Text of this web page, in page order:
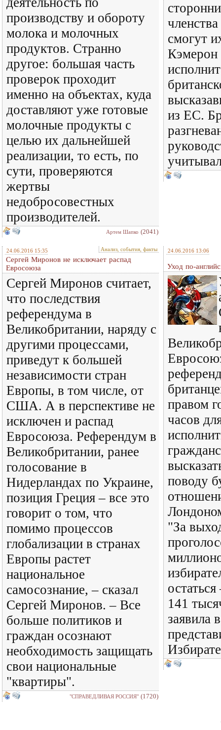
производству и обороту
молока и молочных
продуктов. Странно
другое: большая часть
проверок проходит
именно на объектах, куда
доставляют уже готовые
молочные продукты с
целью их дальнейшей
реализации, то есть, по
сути, проверяются
жертвы
недобросовестных
производителей.
Артем Шапко (2041)
смогут
Кэмерон
из ЕС.
24.06.2016 15:35 Анализ, события, факты
Сергей Миронов не исключает распад
Евросоюза
Сергей Миронов считает,
что последствия
референдума в
Великобритании, наряду с
другими процессами,
приведут к большей
независимости стран
Европы, в том числе, от
США. А в перспективе не
исключен и распад
Евросоюза. Референдум в
Великобритании, ранее
голосование в
Нидерландах по Украине,
позиция Греция – все это
говорит о том, что
помимо процессов
глобализации в странах
Европы растет
национальное
самосознание, – сказал
Сергей Миронов. – Все
больше политиков и
граждан осознают
необходимость защищать
свои национальные
"квартиры".
"СПРАВЕДЛИВАЯ РОССИЯ" (1720)
24.06.2016 13:06
Уход по-
правом
часов
поводу
"За
141
заявила